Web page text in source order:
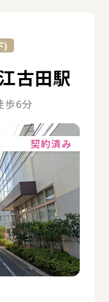
)
古田駅
6分
契約済み